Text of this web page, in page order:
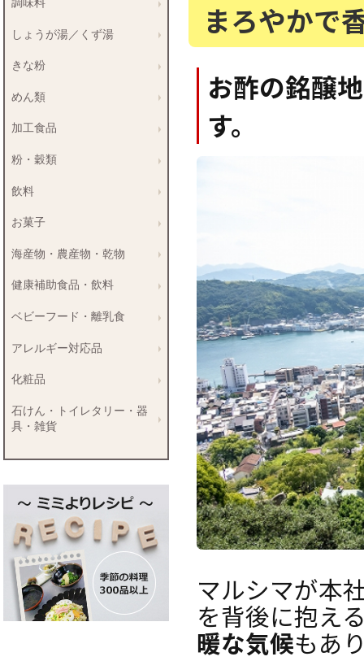
まろやかで
お酢の銘醸
す。
マルシマが本
を背後に抱え
暖な気候もあ
調味料
しょうが湯／くず湯
きな粉
めん類
加工食品
粉・穀類
飲料
お菓子
海産物・農産物・乾物
健康補助食品・飲料
ベビーフード・離乳食
アレルギー対応品
化粧品
石けん・トイレタリー・器
具・雑貨